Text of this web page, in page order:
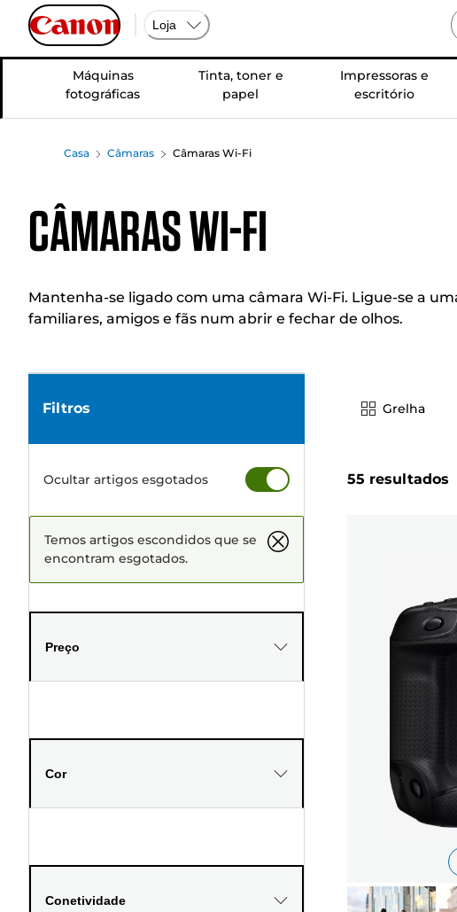
Loja
Máquinas
fotográficas
Tinta, toner e
papel
Impressoras e
escritório
Casa Câmaras Câmaras Wi-Fi
Câmaras Wi-Fi
Mantenha-se ligado com uma câmara Wi-Fi. Ligue-se a
familiares, amigos e fãs num abrir e fechar de olhos.
Filtros
Ocultar artigos esgotados
Temos artigos escondidos que se
encontram esgotados.
Preço
Cor
Conetividade
Grelha
55 resultados